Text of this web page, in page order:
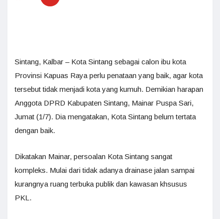
Sintang, Kalbar – Kota Sintang sebagai calon ibu kota
Provinsi Kapuas Raya perlu penataan yang baik, agar kota
tersebut tidak menjadi kota yang kumuh. Demikian harapan
Anggota DPRD Kabupaten Sintang, Mainar Puspa Sari,
Jumat (1/7). Dia mengatakan, Kota Sintang belum tertata
dengan baik.
Dikatakan Mainar, persoalan Kota Sintang sangat
kompleks. Mulai dari tidak adanya drainase jalan sampai
kurangnya ruang terbuka publik dan kawasan khsusus
PKL.